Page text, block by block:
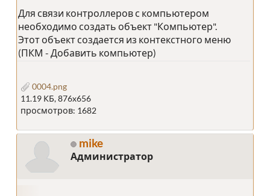
Для связи контроллеров с компьютером
необходимо создать объект "Компьютер".
Этот объект создается из контекстного меню
(ПКМ - Добавить компьютер)
0004.png
11.19 КБ, 876x656
просмотров: 1682
mike
Администратор